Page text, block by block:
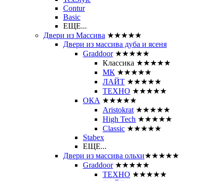
Contur
Basic
ЕЩЕ...
Двери из Массива ★★★★★
Двери из массива дуба и ясеня
Graddoor ★★★★★
Классика ★★★★★
МК ★★★★★
ЛАЙТ ★★★★★
ТЕХНО ★★★★★
ОКА ★★★★★
Aristokrat ★★★★★
High Tech ★★★★★
Classic ★★★★★
Stabex
ЕЩЕ...
Двери из массива ольхи★★★★★
Graddoor ★★★★★
ТЕХНО ★★★★★